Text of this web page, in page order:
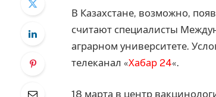
В Казахстане, возможно,
считают специалисты
аграрном университете.
телеканал «Хабар 24«.
18 марта в центр